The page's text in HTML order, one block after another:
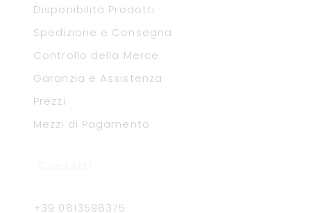
Disponibilità Prodotti
Spedizione e Consegna
Controllo della Merce
Garanzia e Assistenza
Prezzi
Mezzi di Pagamento
+39 0813598375